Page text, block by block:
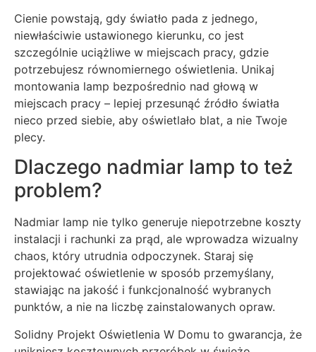
Cienie powstają, gdy światło pada z jednego,
niewłaściwie ustawionego kierunku, co jest
szczególnie uciążliwe w miejscach pracy, gdzie
potrzebujesz równomiernego oświetlenia. Unikaj
montowania lamp bezpośrednio nad głową w
miejscach pracy – lepiej przesunąć źródło światła
nieco przed siebie, aby oświetlało blat, a nie Twoje
plecy.
Dlaczego nadmiar lamp to też
problem?
Nadmiar lamp nie tylko generuje niepotrzebne koszty
instalacji i rachunki za prąd, ale wprowadza wizualny
chaos, który utrudnia odpoczynek. Staraj się
projektować oświetlenie w sposób przemyślany,
stawiając na jakość i funkcjonalność wybranych
punktów, a nie na liczbę zainstalowanych opraw.
Solidny Projekt Oświetlenia W Domu to gwarancja, że